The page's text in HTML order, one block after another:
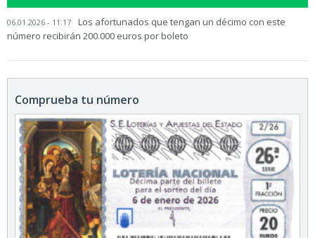
06.01.2026 - 11:17
Los afortunados que tengan un décimo con este
número recibirán 200.000 euros por boleto
Comprueba tu número